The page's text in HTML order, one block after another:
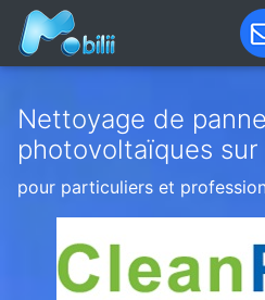
Nettoyage de
photovoltaïques
pour particuliers et